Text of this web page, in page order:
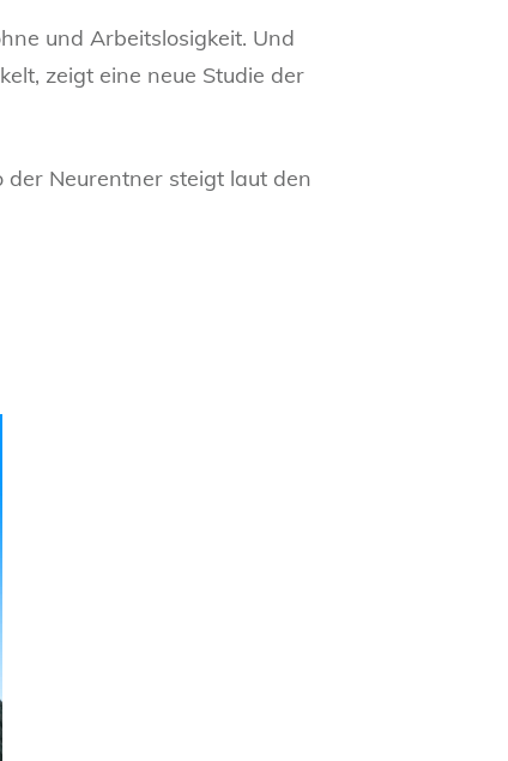
und Arbeitslosigkeit. Und
zeigt eine neue Studie der
Neurentner steigt laut den